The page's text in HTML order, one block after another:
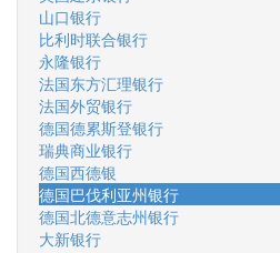
山口银行
比利时联合银行
永隆银行
法国东方汇理银行
法国外贸银行
德国德累斯登银行
瑞典商业银行
德国西德银
德国巴伐利亚州银行
德国北德意志州银行
大新银行